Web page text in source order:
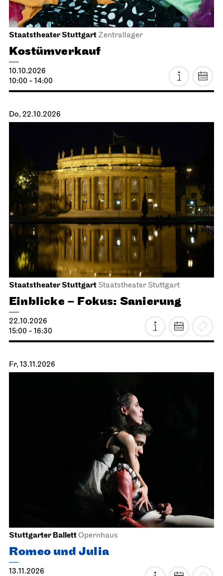
Staatstheater Stuttgart Zentrallager
Kostümverkauf
10.10.2026
10:00 - 14:00
Do, 22.10.2026
Staatstheater Stuttgart Staatstheater Stuttgart
Einblicke – Fokus: Sanierung
22.10.2026
15:00 - 16:30
Fr, 13.11.2026
Stuttgarter BallettOpernhaus
Romeo und Julia
13.11.2026